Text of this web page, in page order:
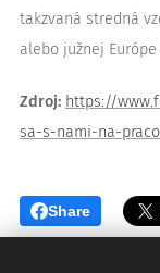
takzvaná stredná
alebo južnej
Zdroj: https://
sa-s-nami-na-
Share